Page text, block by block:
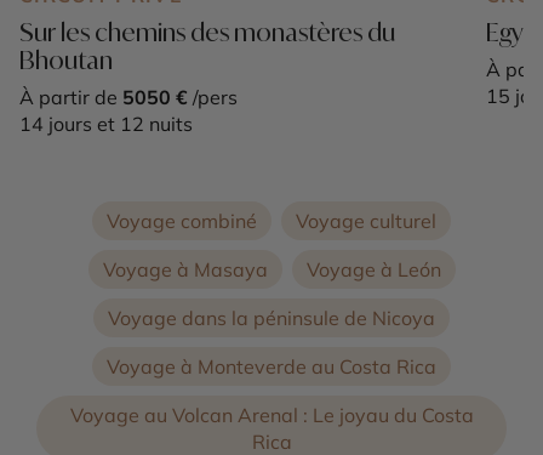
Sur les chemins des monastères du
Bhoutan
À partir de 5050 € /pers
14 jours et 12 nuits
À
15
Voyage combiné
Voyage culturel
Voyage à Masaya
Voyage à León
Voyage dans la péninsule de Nicoya
Voyage à Monteverde au Costa Rica
Voyage au Volcan Arenal : Le joyau du Costa
Rica